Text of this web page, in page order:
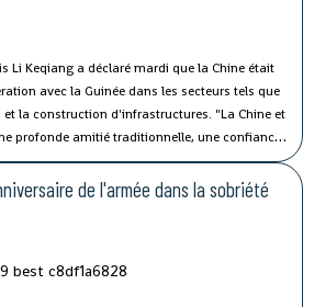
Li Keqiang a déclaré mardi que la Chine était
avec la Guinée dans les secteurs tels que
la construction d'infrastructures. "La Chine et
profonde amitié traditionnelle, une confiance
fructueuse", a affirmé M. Li lors de sa
guinéen Alpha Condé à Beijing.
de l'armée dans la sobriété